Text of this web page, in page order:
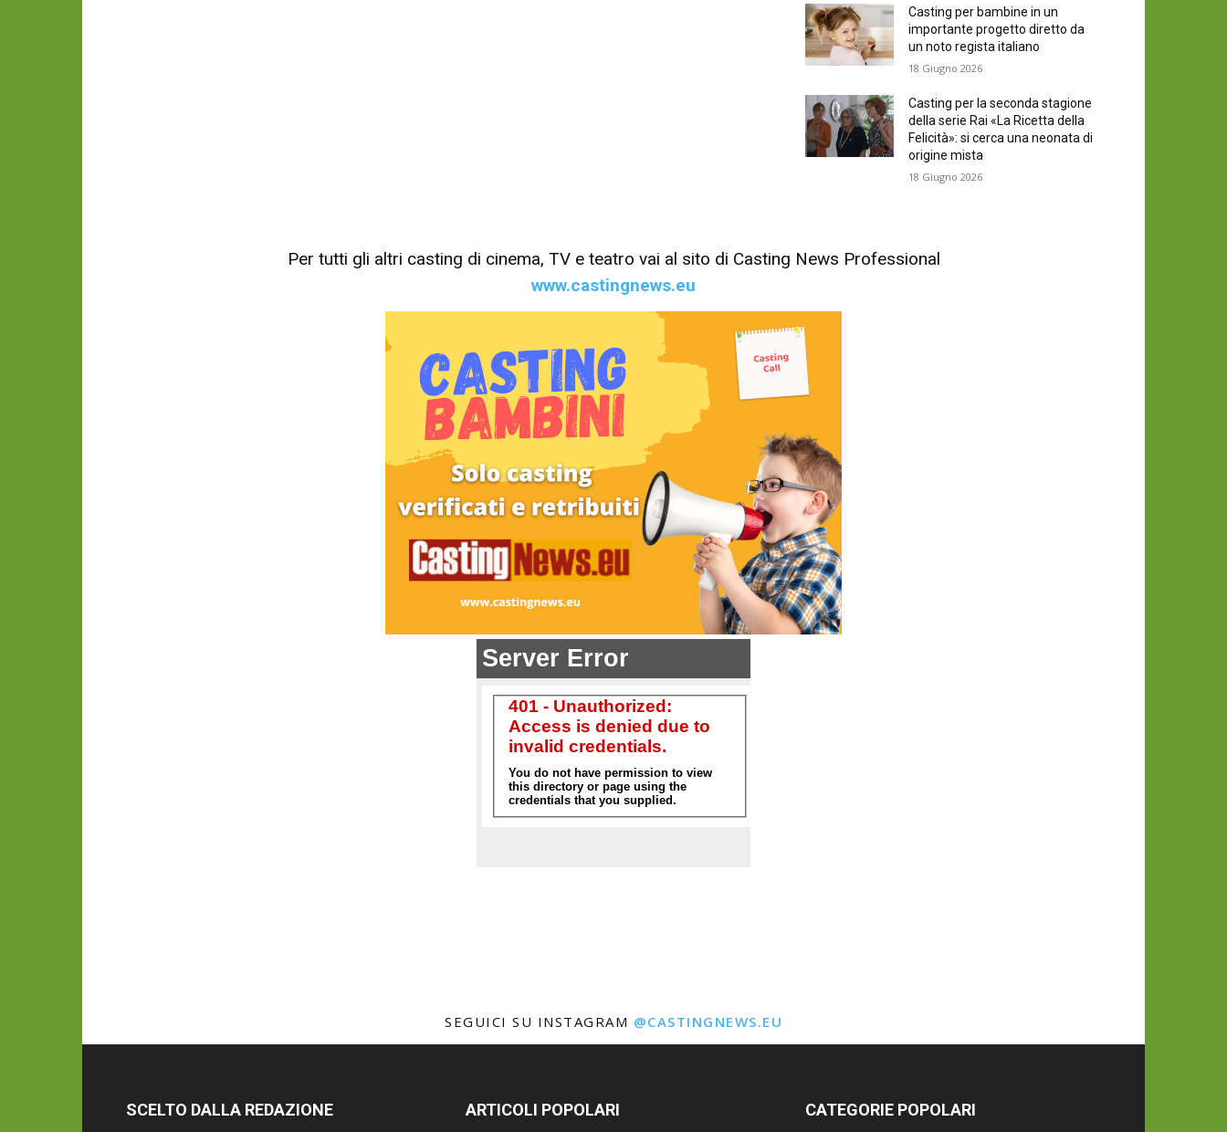
Casting per bambine in un
importante progetto diretto da
un noto regista italiano
18 Giugno 2026
Casting per la seconda stagione
della serie Rai «La Ricetta della
Felicità»: si cerca una neonata di
origine mista
18 Giugno 2026
Per tutti gli altri casting di cinema, TV e teatro vai al sito di Casting News Professional
www.castingnews.eu
SEGUICI SU INSTAGRAM @CASTINGNEWS.EU
SCELTO DALLA REDAZIONE ARTICOLI POPOLARI CATEGORIE POPOLARI